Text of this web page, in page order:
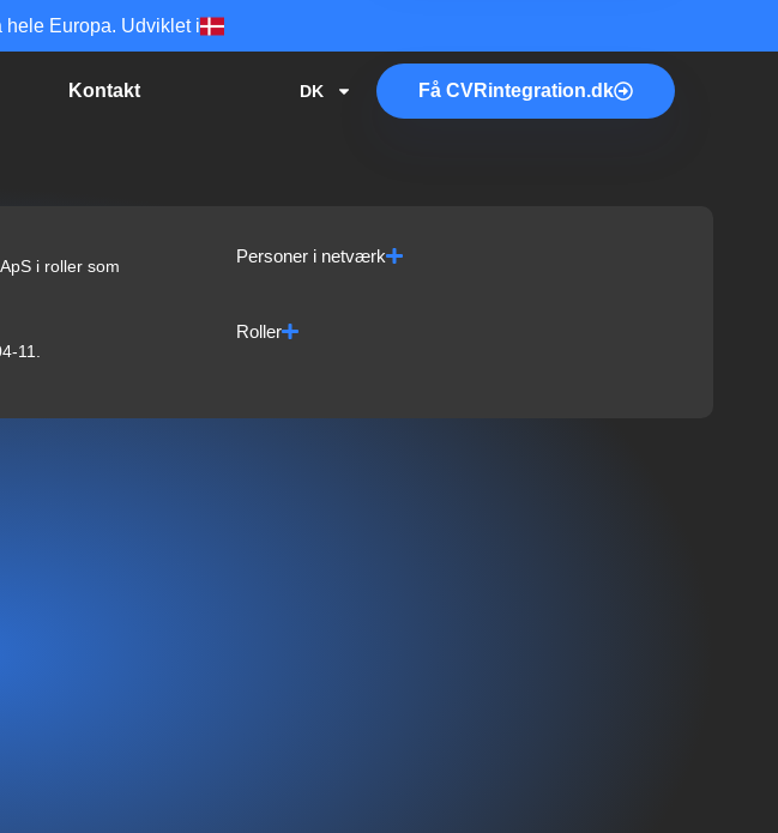
hele Europa. Udviklet i
Kontakt DK FåCVRintegration.dk
i roller som
11.
Personer i netværk
Roller